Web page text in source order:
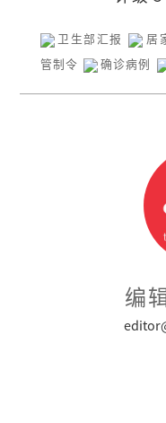
卫生部汇报 居
管制令
确诊病例
编